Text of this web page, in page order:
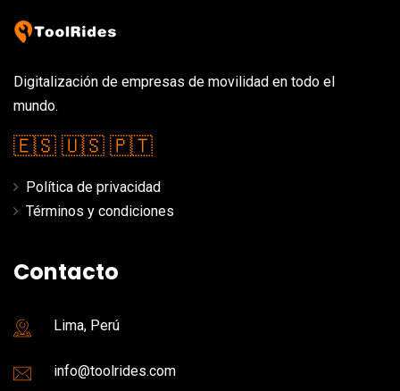
Digitalización de empresas de movilidad en todo el
mundo.
🇪🇸 🇺🇸 🇵🇹
Política de privacidad
Términos y condiciones
Contacto
Lima, Perú
info@toolrides.com